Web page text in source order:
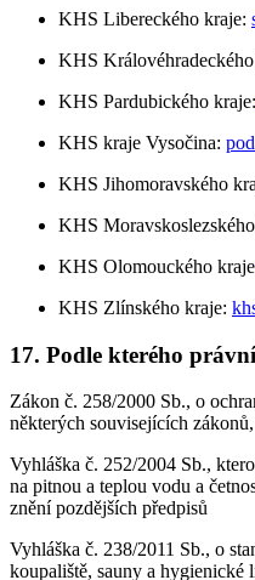
KHS Libereckého kraje:
KHS
KHS Pardubického kraje:
KHS kraje Vysočina:
KHS Jihomoravského
KHS
KHS Olomouckého
KHS Zlínského kraje:
17. Podle kterého
Zákon č. 258/2000 Sb., o
některých souvisejících
Vyhláška č. 252/2004 Sb.,
na pitnou a teplou vodu a
znění pozdějších předpisů
Vyhláška č. 238/2011 Sb., o
koupaliště, sauny a